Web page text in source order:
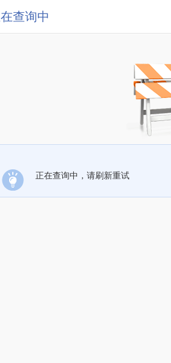
查询中
正在查询中，请刷新重试